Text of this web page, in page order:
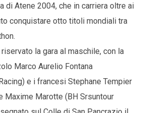
di Atene 2004, che in carriera oltre ai
conquistare otto titoli mondiali tra
la gara al maschile, con la
Marco Aurelio Fontana
e i francesi Stephane Tempier
Maxime Marotte (BH Srsuntour